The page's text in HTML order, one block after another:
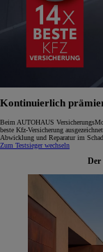
Kontinuierlich
Beim AUTOHAUS
beste Kfz-Versicherung
Abwicklung und Reparatur im
Zum Testsieger wechseln
Der